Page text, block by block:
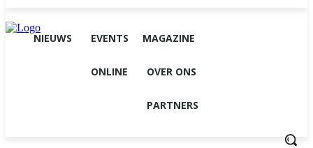
NIEUWS EVENTS MAGAZINE
ONLINE OVER ONS
PARTNERS